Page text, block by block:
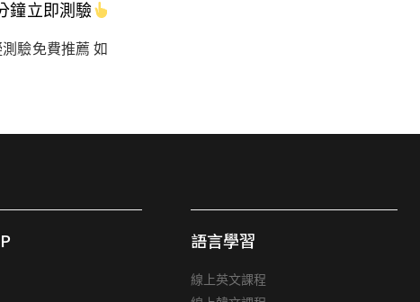
鐘立即測驗
驗免費推薦 如
語言學習
線上英文課程